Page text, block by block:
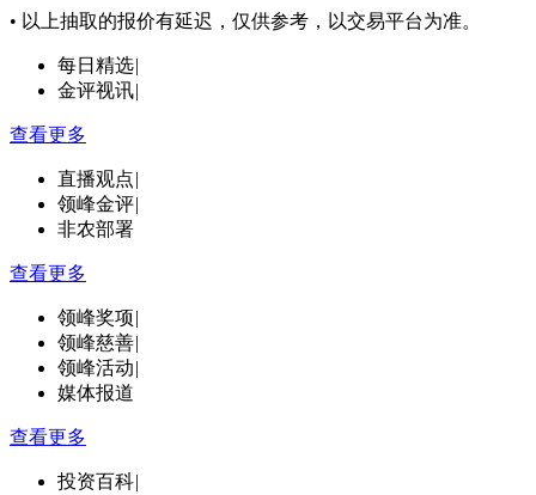
• 以上抽取的报价有延迟，仅供参考，以交易平台为准。
每日精选|
金评视讯|
查看更多
直播观点|
领峰金评|
非农部署
查看更多
领峰奖项|
领峰慈善|
领峰活动|
媒体报道
查看更多
投资百科|